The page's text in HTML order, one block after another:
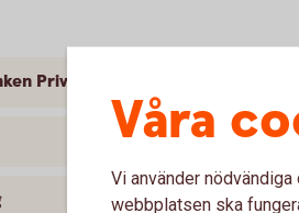
Privat-appen och internetbanken
Våra
Vi använder
webbplatsen ska